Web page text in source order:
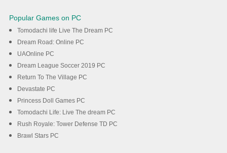
Popular Games on PC
Tomodachi life Live The Dream PC
Dream Road: Online PC
UAOnline PC
Dream League Soccer 2019 PC
Return To The Village PC
Devastate PC
Princess Doll Games PC
Tomodachi Life: Live The dream PC
Rush Royale: Tower Defense TD PC
Brawl Stars PC